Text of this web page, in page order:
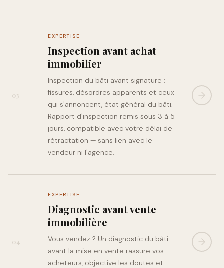
03
EXPERTISE
Inspection avant achat
immobilier
Inspection du bâti avant signature :
fissures, désordres apparents et ceux
qui s'annoncent, état général du bâti.
Rapport d'inspection remis sous 3 à 5
jours, compatible avec votre délai de
rétractation — sans lien avec le
vendeur ni l'agence.
04
EXPERTISE
Diagnostic avant vente
immobilière
Vous vendez ? Un diagnostic du bâti
avant la mise en vente rassure vos
acheteurs, objective les doutes et